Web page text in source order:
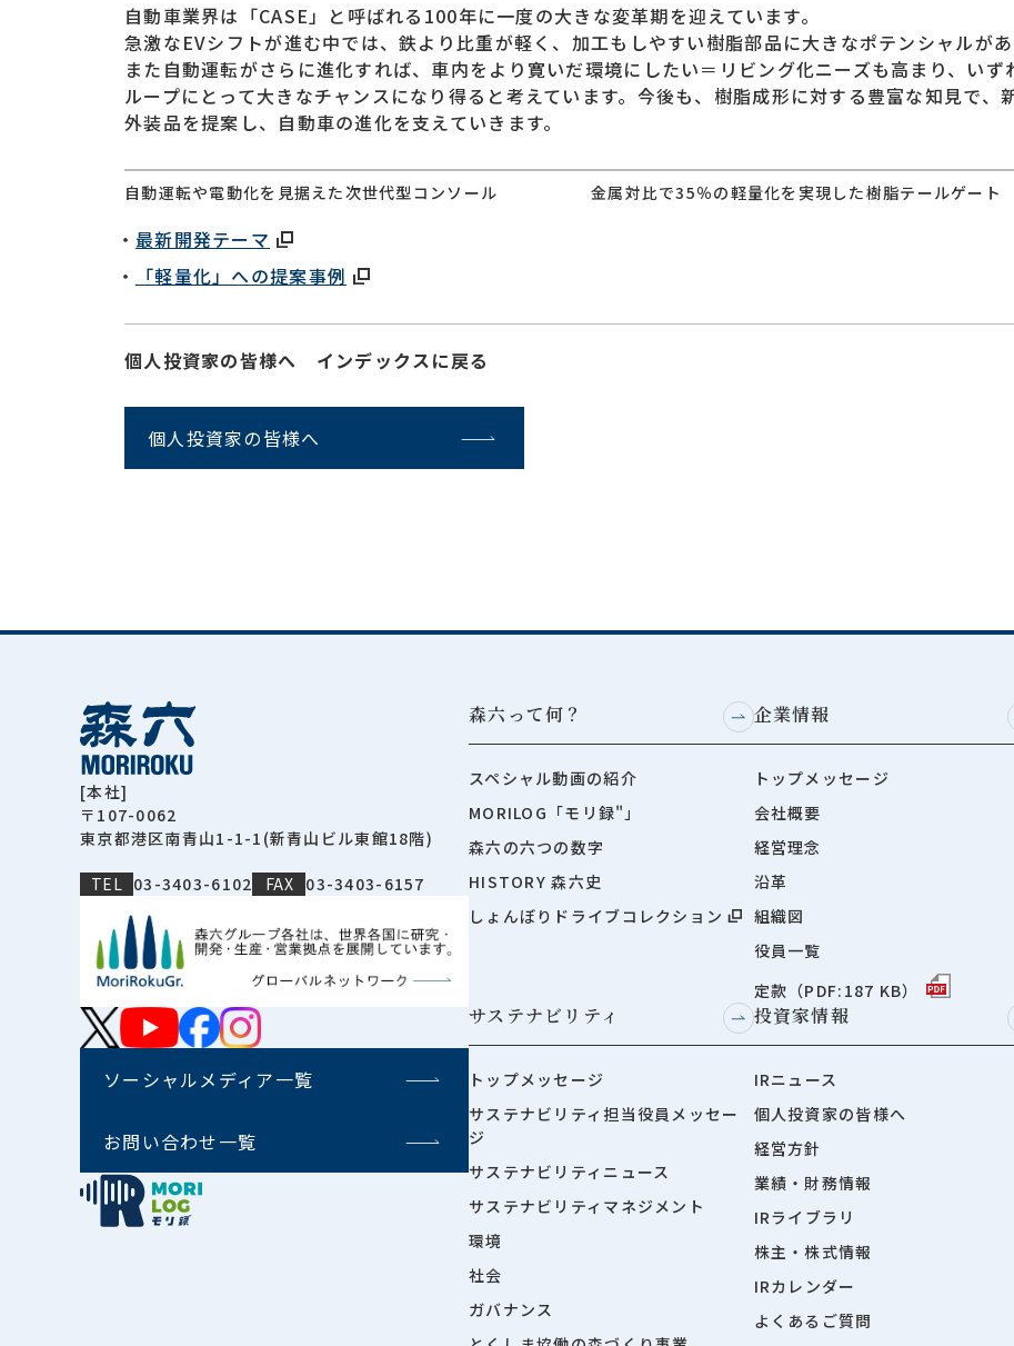
自動車業界は「CASE」と呼ばれる100年に一度の大きな変革期を迎えています。
急激なEVシフトが進む中では、鉄より比重が軽く、加工もしやすい樹脂部品に大きなポテンシャルがあ
また自動運転がさらに進化すれば、車内をより寛いだ環境にしたい＝リビング化ニーズも高まり、いず
ループにとって大きなチャンスになり得ると考えています。今後も、樹脂成形に対する豊富な知見で、
外装品を提案し、自動車の進化を支えていきます。
自動運転や電動化を見据えた次世代型コンソール 金属対比で35％の軽量化を実現した樹脂テールゲート
最新開発テーマ
「軽量化」への提案事例
個人投資家の皆様へ インデックスに戻る
個人投資家の皆様へ
[本社]
〒107-0062
東京都港区南青山1-1-1(新青山ビル東館18階)
TEL 03-3403-6102 FAX 03-3403-6157
ソーシャルメディア一覧
お問い合わせ一覧
森六って何？
スペシャル動画の紹介
MORILOG「モリ録"」
森六の六つの数字
HISTORY 森六史
しょんぼりドライブコレクション
企業情報
トップメッセージ
会社概要
経営理念
沿革
組織図
役員一覧
定款（PDF:187 KB）
サステナビリティ
トップメッセージ
サステナビリティ担当役員メッセー
ジ
サステナビリティニュース
サステナビリティマネジメント
環境
社会
ガバナンス
投資家情報
IRニュース
個人投資家の皆様へ
経営方針
業績・財務情報
IRライブラリ
株主・株式情報
IRカレンダー
よくあるご質問